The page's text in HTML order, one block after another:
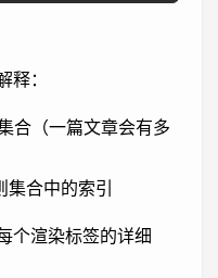
释：
合（一篇文章会有多
合中的索引
个渲染标签的详细